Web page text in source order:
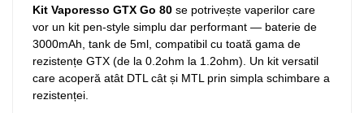
Kit Vaporesso GTX Go 80 se potrivește vaperilor care
vor un kit pen-style simplu dar performant — baterie de
3000mAh, tank de 5ml, compatibil cu toată gama de
rezistențe GTX (de la 0.2ohm la 1.2ohm). Un kit versatil
care acoperă atât DTL cât și MTL prin simpla schimbare a
rezistenței.